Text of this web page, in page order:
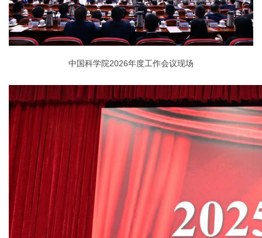
中国科学院2026年度工作会议现场